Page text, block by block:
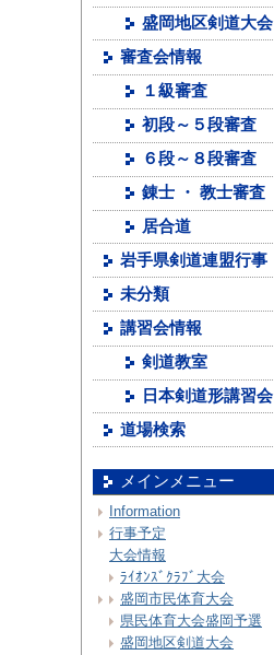
盛岡地区剣道大会
審査会情報
１級審査
初段～５段審査
６段～８段審査
錬士 ・ 教士審査
居合道
岩手県剣道連盟行事
未分類
講習会情報
剣道教室
日本剣道形講習会
道場検索
メインメニュー
Information
行事予定
大会情報
ﾗｲｵﾝｽﾞｸﾗﾌﾞ大会
盛岡市民体育大会
県民体育大会盛岡予選
盛岡地区剣道大会